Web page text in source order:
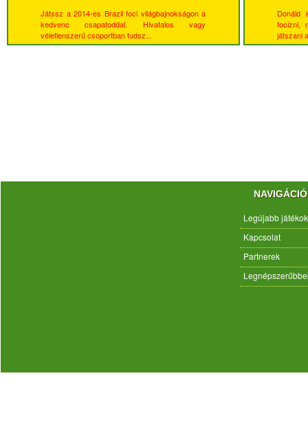
Játssz a 2014-es Brazil foci világbajnokságon a
kedvenc csapatoddal. Hivatalos vagy
véletlenszerű csoportban tudsz...
Donáld
focizni,
játszani
Legújabb játékok
Kapcsolat
Partnerek